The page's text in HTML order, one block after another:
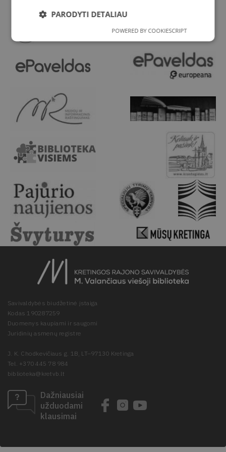
Savivaldybės biudžetinė įstaiga
Kodas 190287259
Duomenys kaupiami ir saugomi
Juridinių asmenų registre
J. K. Chodkevičiaus g. 1B, LT–97130 Kretinga
Tel. +370 445 78 984
biblioteka@kretvb.lt
Dažniausiai
užduodami
klausimai
PARODYTI DETALIAU
POWERED BY COOKIESCRIPT